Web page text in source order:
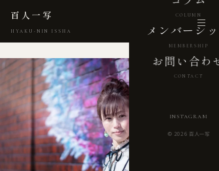
百人一写
HYAKU-NIN ISSHA
COLUMN
メンバーシ
MEMBERSHIP
お問い合わ
CONTACT
INSTAGRAM
© 2026 百人一写